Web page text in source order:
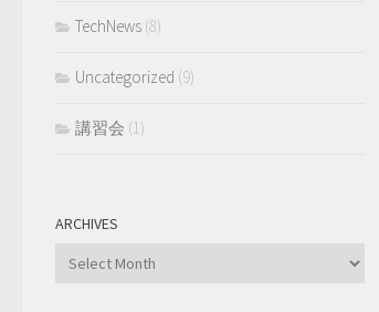
TechNews (8)
Uncategorized (9)
講習会 (1)
ARCHIVES
Archives